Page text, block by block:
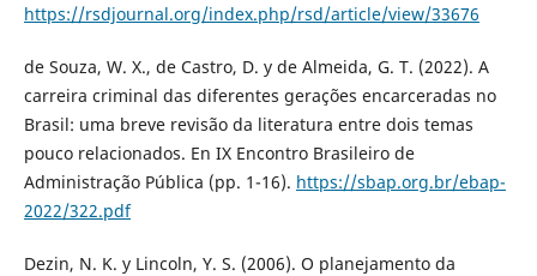
https://rsdjournal.org/index.php/rsd/article/view/33676
de Souza, W. X., de Castro, D. y de Almeida, G. T. (2022). A
carreira criminal das diferentes gerações encarceradas no
Brasil: uma breve revisão da literatura entre dois temas
pouco relacionados. En IX Encontro Brasileiro de
Administração Pública (pp. 1-16). https://sbap.org.br/ebap-
2022/322.pdf
Dezin, N. K. y Lincoln, Y. S. (2006). O planejamento da